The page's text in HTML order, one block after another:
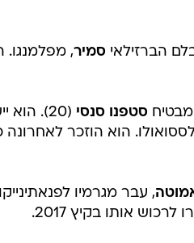
הברזילאי סמיר
סטפנו סנסי
(20).
הוא הוזכר לאחרונה
, עבר מגרמיו